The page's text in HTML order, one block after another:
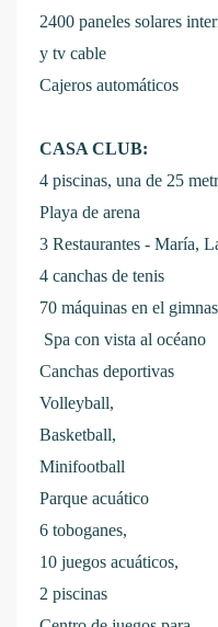
2400 paneles solares
y tv cable
Cajeros automáticos
CASA CLUB:
4 piscinas, una de 25
Playa de arena
3 Restaurantes - María,
4 canchas de tenis
70 máquinas en el
Spa con vista al océano
Canchas deportivas
Volleyball,
Basketball,
Minifootball
Parque acuático
6 toboganes,
10 juegos acuáticos,
2 piscinas